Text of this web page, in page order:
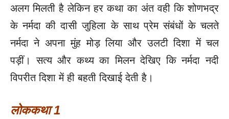
अलग मिलती है लेकिन हर कथा का अंत वही कि शोणभद्र
के नर्मदा की दासी जुहिला के साथ प्रेम संबंधों के चलते
नर्मदा ने अपना मुंह मोड़ लिया और उलटी दिशा में चल
पड़ीं। सत्य और कथ्य का मिलन देखिए कि नर्मदा नदी
विपरीत दिशा में ही बहती दिखाई देती है।
लोककथा 1